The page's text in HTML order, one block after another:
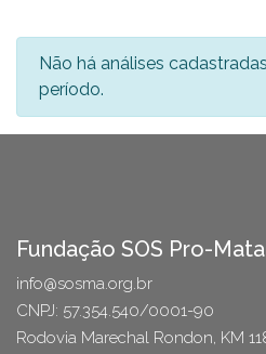
Não há análises
período.
Fundação SOS Pro-
info@sosma.org.br
CNPJ: 57.354.540/0001-90
Rodovia Marechal Rondon, KM